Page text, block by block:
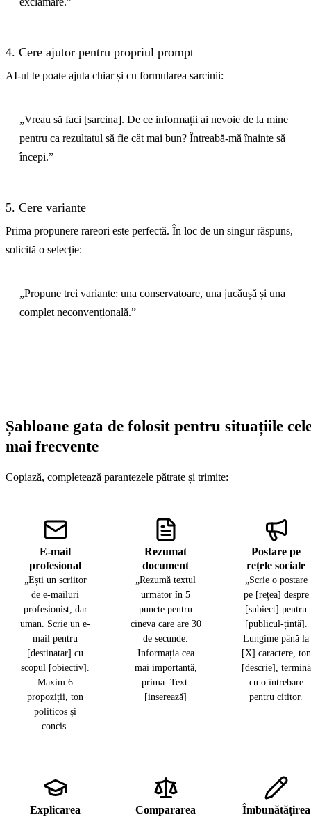
4. Cere ajutor pentru propriul prompt
AI-ul te poate ajuta chiar și cu formularea sarcinii:
„Vreau să faci [sarcina]. De ce informații ai nevoie de la mine
pentru ca rezultatul să fie cât mai bun? Întreabă-mă înainte să
începi.”
5. Cere variante
Prima propunere rareori este perfectă. În loc de un singur răspuns,
solicită o selecție:
„Propune trei variante: una conservatoare, una jucăușă și una
complet neconvențională.”
Șabloane gata de folosit pentru situațiile
mai frecvente
Copiază, completează parantezele pătrate și trimite:
E-mail
profesional
„Ești un scriitor
de e-mailuri
profesionist, dar
uman. Scrie un e-
mail pentru
[destinatar] cu
scopul [obiectiv].
Maxim 6
propoziții, ton
politicos și
concis.
Rezumat
document
„Rezumă textul
următor în 5
puncte pentru
cineva care are 30
de secunde.
Informația cea
mai importantă,
prima. Text:
[inserează]
Postare pe
rețele sociale
„Scrie o postare
pe [rețea] despre
[subiect] pentru
[publicul-țintă].
Lungime până la
[X] caractere, ton
[descrie], termină
cu o întrebare
pentru cititor.
Explicarea
Compararea
Îmbunătățirea